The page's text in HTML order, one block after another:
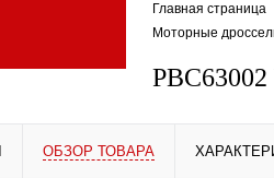
Главная страница
Моторные
ОБЗОР ТОВАРА